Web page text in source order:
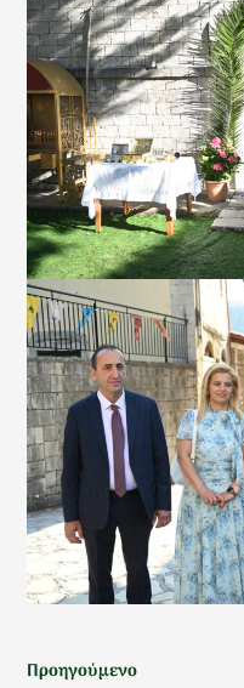
Προηγούμενο